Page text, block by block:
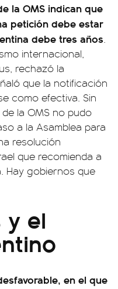
la OMS indican que
petición debe estar
debe tres años.
internacional,
rechazó la
que la notificación
como efectiva. Sin
la OMS no pudo
a la Asamblea para
resolución
que recomienda a
Hay gobiernos que
y el
en el que